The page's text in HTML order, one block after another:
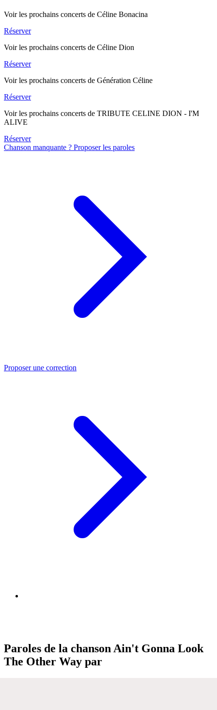
Voir les prochains concerts de Céline Bonacina
Réserver
Voir les prochains concerts de Céline Dion
Réserver
Voir les prochains concerts de Génération Céline
Réserver
Voir les prochains concerts de TRIBUTE CELINE DION - I'M
ALIVE
Réserver
Chanson manquante ? Proposer les paroles
Proposer une correction
Paroles de la chanson Ain't Gonna Look
The Other Way par